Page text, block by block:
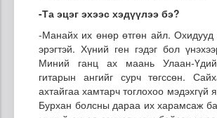
-Та эцэг эхээс хэдүүлээ бэ?
-Манайх их өнөр өтгөн айл. Охидууд
эрэгтэй. Хүний ген гэдэг бол
Миний ганц ах маань Улаан-
гитарын ангийг сурч төгссөн.
ахтайгаа хамтарч тоглохоо мэдэхгүй
Бурхан болсны дараа их харамсаж